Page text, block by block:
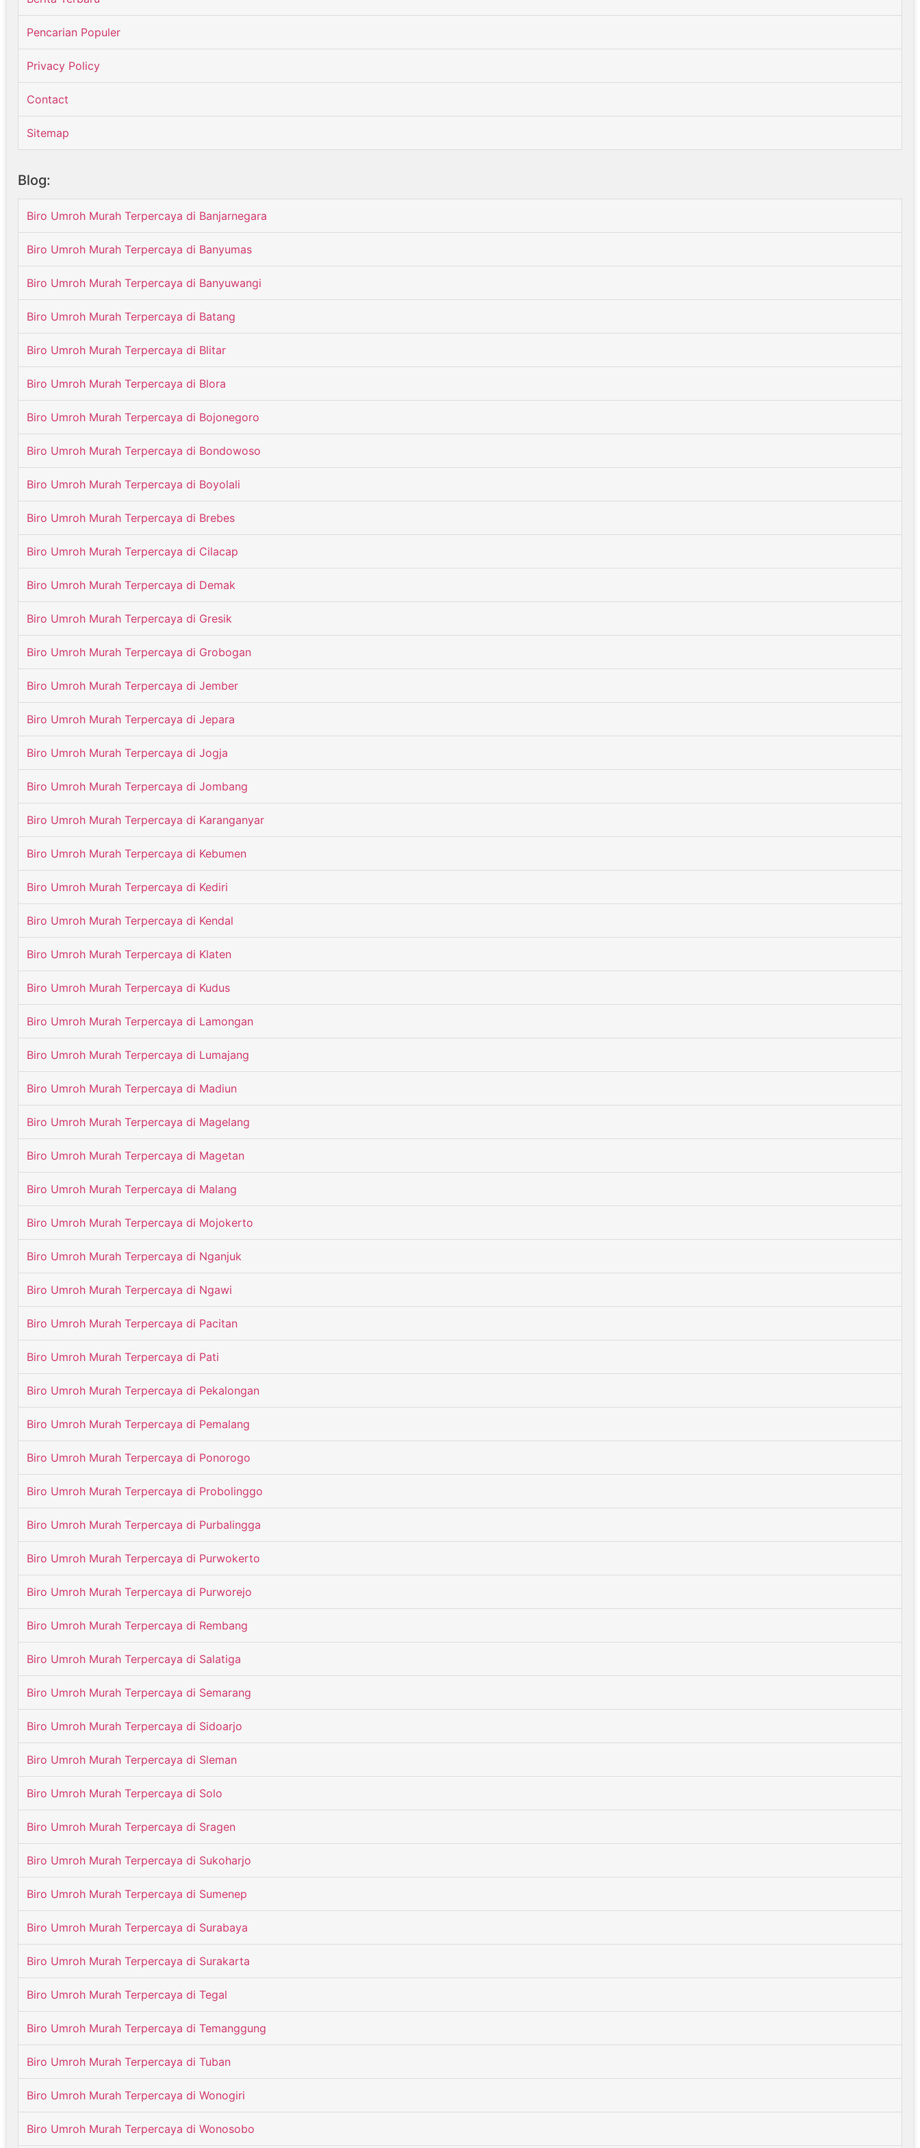
Pencarian Populer
Privacy Policy
Contact
Sitemap
Blog:
Biro Umroh Murah Terpercaya di Banjarnegara
Biro Umroh Murah Terpercaya di Banyumas
Biro Umroh Murah Terpercaya di Banyuwangi
Biro Umroh Murah Terpercaya di Batang
Biro Umroh Murah Terpercaya di Blitar
Biro Umroh Murah Terpercaya di Blora
Biro Umroh Murah Terpercaya di Bojonegoro
Biro Umroh Murah Terpercaya di Bondowoso
Biro Umroh Murah Terpercaya di Boyolali
Biro Umroh Murah Terpercaya di Brebes
Biro Umroh Murah Terpercaya di Cilacap
Biro Umroh Murah Terpercaya di Demak
Biro Umroh Murah Terpercaya di Gresik
Biro Umroh Murah Terpercaya di Grobogan
Biro Umroh Murah Terpercaya di Jember
Biro Umroh Murah Terpercaya di Jepara
Biro Umroh Murah Terpercaya di Jogja
Biro Umroh Murah Terpercaya di Jombang
Biro Umroh Murah Terpercaya di Karanganyar
Biro Umroh Murah Terpercaya di Kebumen
Biro Umroh Murah Terpercaya di Kediri
Biro Umroh Murah Terpercaya di Kendal
Biro Umroh Murah Terpercaya di Klaten
Biro Umroh Murah Terpercaya di Kudus
Biro Umroh Murah Terpercaya di Lamongan
Biro Umroh Murah Terpercaya di Lumajang
Biro Umroh Murah Terpercaya di Madiun
Biro Umroh Murah Terpercaya di Magelang
Biro Umroh Murah Terpercaya di Magetan
Biro Umroh Murah Terpercaya di Malang
Biro Umroh Murah Terpercaya di Mojokerto
Biro Umroh Murah Terpercaya di Nganjuk
Biro Umroh Murah Terpercaya di Ngawi
Biro Umroh Murah Terpercaya di Pacitan
Biro Umroh Murah Terpercaya di Pati
Biro Umroh Murah Terpercaya di Pekalongan
Biro Umroh Murah Terpercaya di Pemalang
Biro Umroh Murah Terpercaya di Ponorogo
Biro Umroh Murah Terpercaya di Probolinggo
Biro Umroh Murah Terpercaya di Purbalingga
Biro Umroh Murah Terpercaya di Purwokerto
Biro Umroh Murah Terpercaya di Purworejo
Biro Umroh Murah Terpercaya di Rembang
Biro Umroh Murah Terpercaya di Salatiga
Biro Umroh Murah Terpercaya di Semarang
Biro Umroh Murah Terpercaya di Sidoarjo
Biro Umroh Murah Terpercaya di Sleman
Biro Umroh Murah Terpercaya di Solo
Biro Umroh Murah Terpercaya di Sragen
Biro Umroh Murah Terpercaya di Sukoharjo
Biro Umroh Murah Terpercaya di Sumenep
Biro Umroh Murah Terpercaya di Surabaya
Biro Umroh Murah Terpercaya di Surakarta
Biro Umroh Murah Terpercaya di Tegal
Biro Umroh Murah Terpercaya di Temanggung
Biro Umroh Murah Terpercaya di Tuban
Biro Umroh Murah Terpercaya di Wonogiri
Biro Umroh Murah Terpercaya di Wonosobo